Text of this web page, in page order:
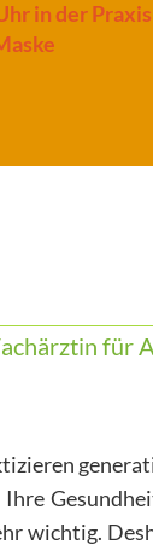
in der Praxis
für
wichtig.